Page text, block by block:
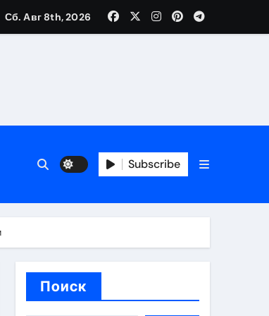
сделки
Сб. Авг 8th, 2026
Subscribe
Поиск